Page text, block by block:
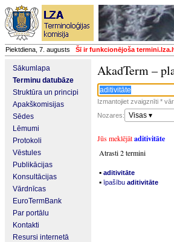
Piektdiena, 7. augusts Šī ir funkcionējoša
Sākumlapa
Terminu datubāze
Struktūra un principi
Apakškomisijas
Sēdes
Lēmumi
Protokoli
Vēstules
Publikācijas
Konsultācijas
Vārdnīcas
EuroTermBank
Par portālu
Kontakti
Resursi internetā
AkadTerm –
Izmantojiet zvaigznīti *
Nozares:
Visas ▾
Jūs meklējātaditivitāte
Atrasti 2 termini
▪ aditivitāte
▪ īpašību aditivitāte